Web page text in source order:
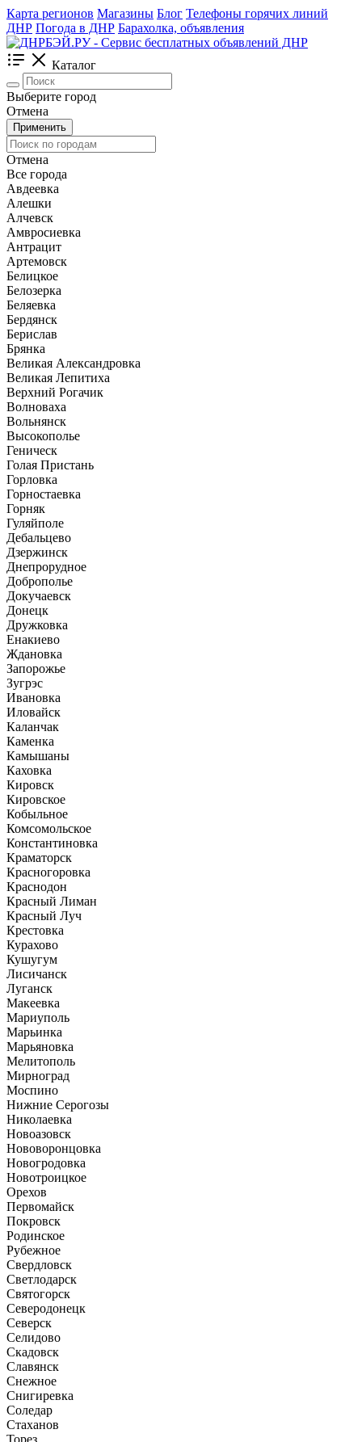
Карта регионов Магазины Блог Телефоны горячих линий
ДНР Погода в ДНР Барахолка, объявления
Каталог
Выберите город
Отмена
Применить
Отмена
Все города
Авдеевка
Алешки
Алчевск
Амвросиевка
Антрацит
Артемовск
Белицкое
Белозерка
Беляевка
Бердянск
Берислав
Брянка
Великая Александровка
Великая Лепитиха
Верхний Рогачик
Волноваха
Вольнянск
Высокополье
Геническ
Голая Пристань
Горловка
Горностаевка
Горняк
Гуляйполе
Дебальцево
Дзержинск
Днепрорудное
Доброполье
Докучаевск
Донецк
Дружковка
Енакиево
Ждановка
Запорожье
Зугрэс
Ивановка
Иловайск
Каланчак
Каменка
Камышаны
Каховка
Кировск
Кировское
Кобыльное
Комсомольское
Константиновка
Краматорск
Красногоровка
Краснодон
Красный Лиман
Красный Луч
Крестовка
Курахово
Кушугум
Лисичанск
Луганск
Макеевка
Мариуполь
Марьинка
Марьяновка
Мелитополь
Мирноград
Моспино
Нижние Серогозы
Николаевка
Новоазовск
Нововоронцовка
Новогродовка
Новотроицкое
Орехов
Первомайск
Покровск
Родинское
Рубежное
Свердловск
Светлодарск
Святогорск
Северодонецк
Северск
Селидово
Скадовск
Славянск
Снежное
Снигиревка
Соледар
Стаханов
Торез